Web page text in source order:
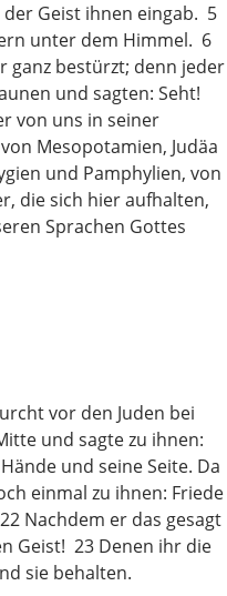
Geist ihnen eingab. 5
unter dem Himmel. 6
ganz bestürzt; denn jeder
und sagten: Seht!
von uns in seiner
Mesopotamien, Judäa
und Pamphylien, von
die sich hier aufhalten,
Sprachen Gottes
vor den Juden bei
und sagte zu ihnen:
und seine Seite. Da
einmal zu ihnen: Friede
Nachdem er das gesagt
Geist! 23 Denen ihr die
sie behalten.